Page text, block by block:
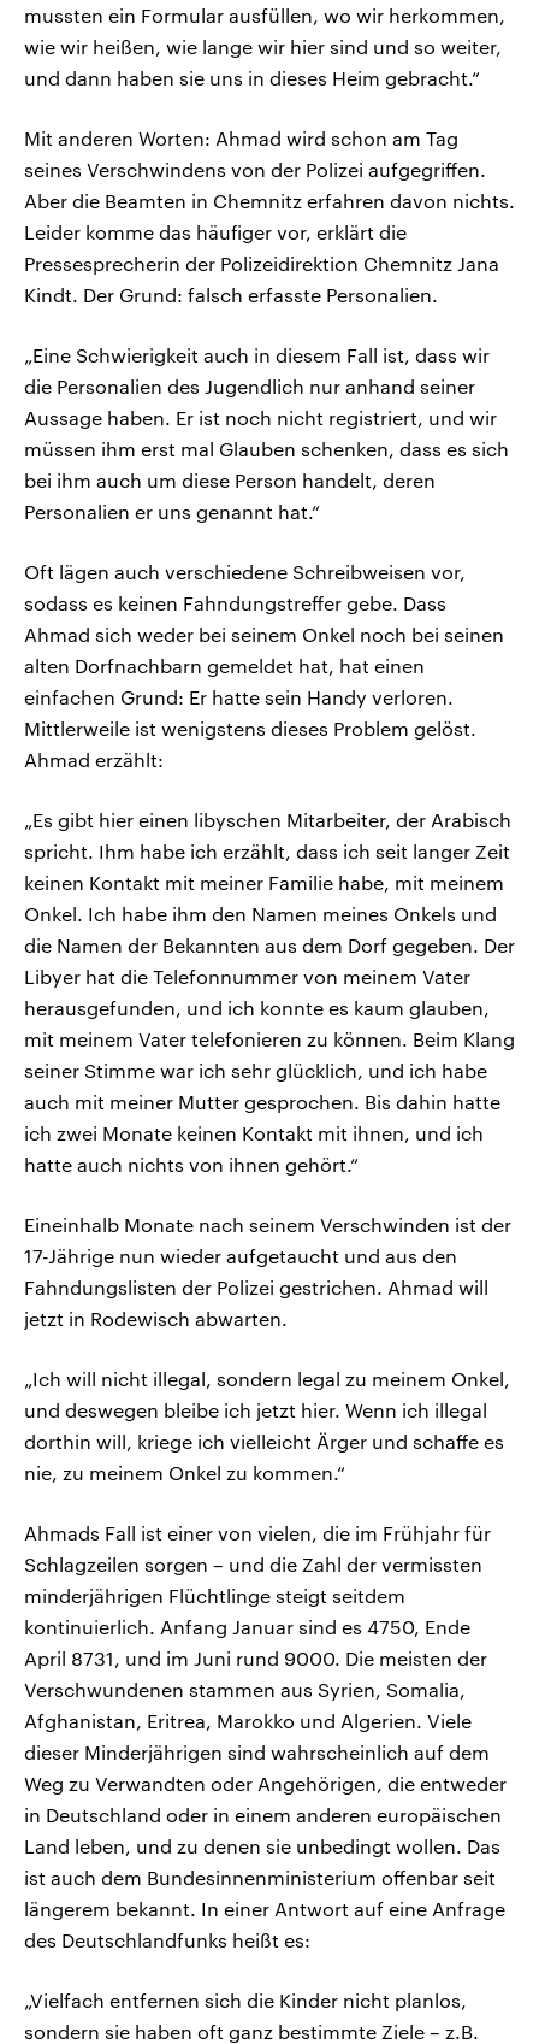
mussten ein Formular ausfüllen, wo wir herkommen,
wie wir heißen, wie lange wir hier sind und so weiter,
und dann haben sie uns in dieses Heim gebracht.“
Mit anderen Worten: Ahmad wird schon am Tag
seines Verschwindens von der Polizei aufgegriffen.
Aber die Beamten in Chemnitz erfahren davon nichts.
Leider komme das häufiger vor, erklärt die
Pressesprecherin der Polizeidirektion Chemnitz Jana
Kindt. Der Grund: falsch erfasste Personalien.
„Eine Schwierigkeit auch in diesem Fall ist, dass wir
die Personalien des Jugendlich nur anhand seiner
Aussage haben. Er ist noch nicht registriert, und wir
müssen ihm erst mal Glauben schenken, dass es sich
bei ihm auch um diese Person handelt, deren
Personalien er uns genannt hat.“
Oft lägen auch verschiedene Schreibweisen vor,
sodass es keinen Fahndungstreffer gebe. Dass
Ahmad sich weder bei seinem Onkel noch bei seinen
alten Dorfnachbarn gemeldet hat, hat einen
einfachen Grund: Er hatte sein Handy verloren.
Mittlerweile ist wenigstens dieses Problem gelöst.
Ahmad erzählt:
„Es gibt hier einen libyschen Mitarbeiter, der Arabisch
spricht. Ihm habe ich erzählt, dass ich seit langer Zeit
keinen Kontakt mit meiner Familie habe, mit meinem
Onkel. Ich habe ihm den Namen meines Onkels und
die Namen der Bekannten aus dem Dorf gegeben. Der
Libyer hat die Telefonnummer von meinem Vater
herausgefunden, und ich konnte es kaum glauben,
mit meinem Vater telefonieren zu können. Beim Klang
seiner Stimme war ich sehr glücklich, und ich habe
auch mit meiner Mutter gesprochen. Bis dahin hatte
ich zwei Monate keinen Kontakt mit ihnen, und ich
hatte auch nichts von ihnen gehört.“
Eineinhalb Monate nach seinem Verschwinden ist der
17-Jährige nun wieder aufgetaucht und aus den
Fahndungslisten der Polizei gestrichen. Ahmad will
jetzt in Rodewisch abwarten.
„Ich will nicht illegal, sondern legal zu meinem Onkel,
und deswegen bleibe ich jetzt hier. Wenn ich illegal
dorthin will, kriege ich vielleicht Ärger und schaffe es
nie, zu meinem Onkel zu kommen.“
Ahmads Fall ist einer von vielen, die im Frühjahr für
Schlagzeilen sorgen – und die Zahl der vermissten
minderjährigen Flüchtlinge steigt seitdem
kontinuierlich. Anfang Januar sind es 4750, Ende
April 8731, und im Juni rund 9000. Die meisten der
Verschwundenen stammen aus Syrien, Somalia,
Afghanistan, Eritrea, Marokko und Algerien. Viele
dieser Minderjährigen sind wahrscheinlich auf dem
Weg zu Verwandten oder Angehörigen, die entweder
in Deutschland oder in einem anderen europäischen
Land leben, und zu denen sie unbedingt wollen. Das
ist auch dem Bundesinnenministerium offenbar seit
längerem bekannt. In einer Antwort auf eine Anfrage
des Deutschlandfunks heißt es:
„Vielfach entfernen sich die Kinder nicht planlos,
sondern sie haben oft ganz bestimmte Ziele – z.B.